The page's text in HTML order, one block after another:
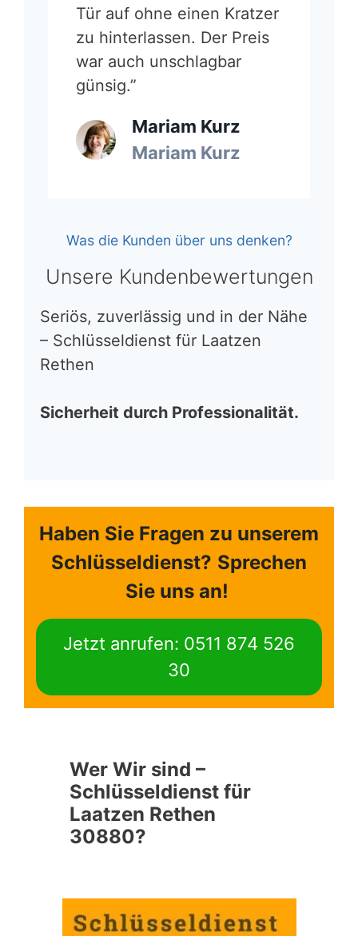
Tür auf ohne einen Kratzer
zu hinterlassen. Der Preis
war auch unschlagbar
günsig.”
Mariam Kurz
Mariam Kurz
Was die Kunden über uns denken?
Unsere Kundenbewertungen
Seriös, zuverlässig und in der Nähe
– Schlüsseldienst für Laatzen
Rethen
Sicherheit durch Professionalität.
Haben Sie Fragen zu unserem
Schlüsseldienst? Sprechen
Sie uns an!
Jetzt anrufen: 0511 874 526
30
Wer Wir sind –
Schlüsseldienst für
Laatzen Rethen
30880?